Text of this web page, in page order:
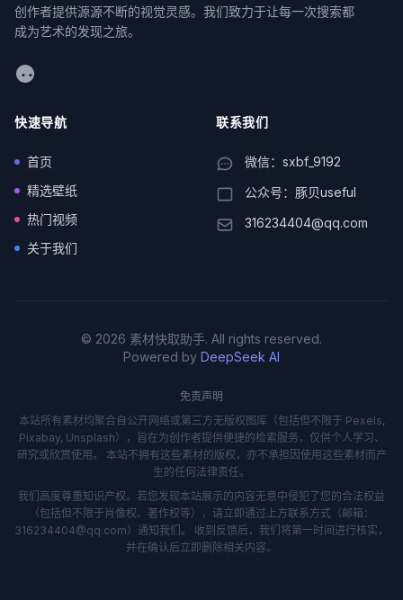
创作者提供源源不断的视觉灵感。我们致力于让每一次搜索都
成为艺术的发现之旅。
WeChat
快速导航
首页
精选壁纸
热门视频
关于我们
联系我们
微信：sxbf_9192
公众号：豚贝useful
316234404@qq.com
© 2026 素材快取助手. All rights reserved.
Powered by DeepSeek AI
免责声明
本站所有素材均聚合自公开网络或第三方无版权图库（包括但不限于 Pexels,
Pixabay, Unsplash），旨在为创作者提供便捷的检索服务，仅供个人学习、
研究或欣赏使用。 本站不拥有这些素材的版权，亦不承担因使用这些素材而产
生的任何法律责任。
我们高度尊重知识产权。若您发现本站展示的内容无意中侵犯了您的合法权益
（包括但不限于肖像权、著作权等），请立即通过上方联系方式（邮箱：
316234404@qq.com）通知我们。 收到反馈后，我们将第一时间进行核实，
并在确认后立即删除相关内容。